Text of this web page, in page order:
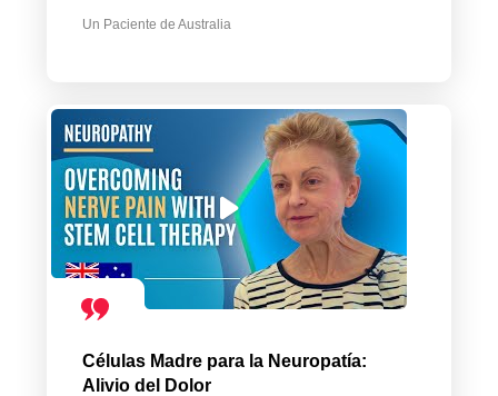
Un Paciente de Australia
Células Madre para la Neuropatía:
Alivio del Dolor